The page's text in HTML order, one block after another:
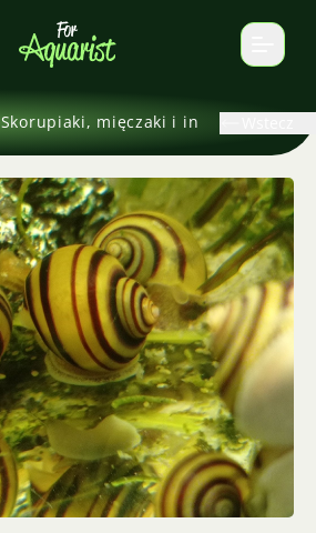
Skorupiaki, mięczaki i inne